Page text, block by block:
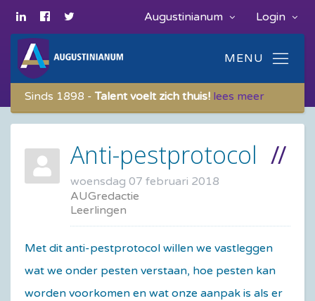
Login
Augustinianum
Sinds 1898 -Talent voelt zich thuis! lees meer
Anti-pestprotocol
woensdag 07 februari 2018
AUGredactie
Leerlingen
Met dit anti-pestprotocol willen we vastleggen
wat we onder pesten verstaan, hoe pesten kan
worden voorkomen en wat onze aanpak is als er